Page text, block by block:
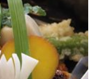
美を追求した京友禅柄の
て、モダンに仕上げた
しさを放っています。